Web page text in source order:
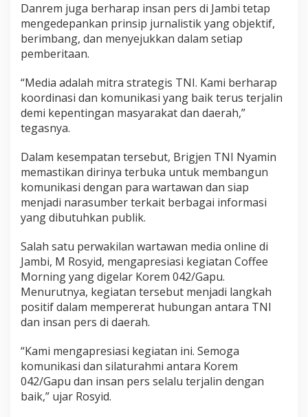
Danrem juga berharap insan pers di Jambi tetap
mengedepankan prinsip jurnalistik yang objektif,
berimbang, dan menyejukkan dalam setiap
pemberitaan.
“Media adalah mitra strategis TNI. Kami berharap
koordinasi dan komunikasi yang baik terus terjalin
demi kepentingan masyarakat dan daerah,”
tegasnya.
Dalam kesempatan tersebut, Brigjen TNI Nyamin
memastikan dirinya terbuka untuk membangun
komunikasi dengan para wartawan dan siap
menjadi narasumber terkait berbagai informasi
yang dibutuhkan publik.
Salah satu perwakilan wartawan media online di
Jambi, M Rosyid, mengapresiasi kegiatan Coffee
Morning yang digelar Korem 042/Gapu.
Menurutnya, kegiatan tersebut menjadi langkah
positif dalam mempererat hubungan antara TNI
dan insan pers di daerah.
“Kami mengapresiasi kegiatan ini. Semoga
komunikasi dan silaturahmi antara Korem
042/Gapu dan insan pers selalu terjalin dengan
baik,” ujar Rosyid.